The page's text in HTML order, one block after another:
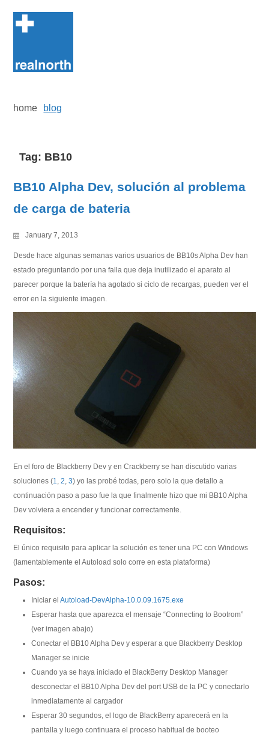
to
home blog
Tag: BB10
BB10 Alpha Dev, solución al problema
de carga de bateria
January 7, 2013
Desde hace algunas semanas varios usuarios de BB10s Alpha Dev han
estado preguntando por una falla que deja inutilizado el aparato al
parecer porque la batería ha agotado si ciclo de recargas, pueden ver el
error en la siguiente imagen.
En el foro de Blackberry Dev y en Crackberry se han discutido varias
soluciones (1,2,3) yo las probé todas, pero solo la que detallo a
continuación paso a paso fue la que finalmente hizo que mi BB10 Alpha
Dev volviera a encender y funcionar correctamente.
Requisitos:
El único requisito para aplicar la solución es tener una PC con Windows
(lamentablemente el Autoload solo corre en esta plataforma)
Pasos:
Iniciar elAutoload-DevAlpha-10.0.09.1675.exe
Esperar hasta que aparezca el mensaje “Connecting to Bootrom”
(ver imagen abajo)
Conectar el BB10 Alpha Dev y esperar a que Blackberry Desktop
Manager se inicie
Cuando ya se haya iniciado el BlackBerry Desktop Manager
desconectar el BB10 Alpha Dev del port USB de la PC y conectarlo
inmediatamente al cargador
Esperar 30 segundos, el logo de BlackBerry aparecerá en la
pantalla y luego continuara el proceso habitual de booteo